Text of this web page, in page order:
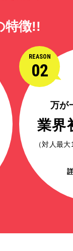
特徴!!
REASON
02
万が
業界
（対人最